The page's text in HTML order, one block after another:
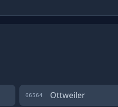
66564 Ottweiler